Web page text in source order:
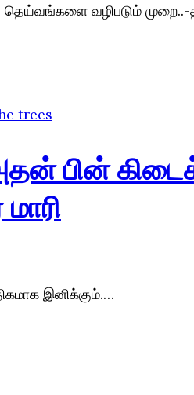
வழிபடும் முறை..-
பின்
இனிக்கும்.…